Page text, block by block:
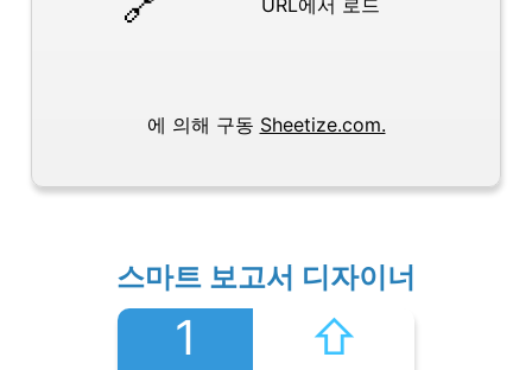
URL에서 로드
에 의해 구동 Sheetize.com.
스마트 보고서 디자이너
1 ⇧︎